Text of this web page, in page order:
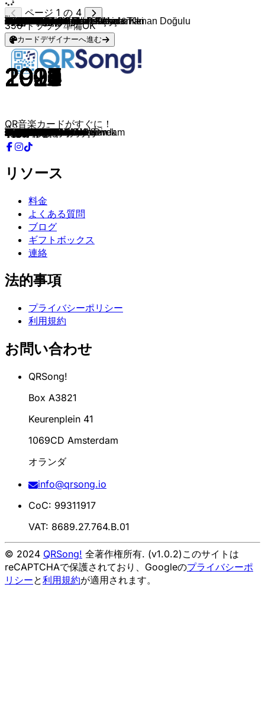
Aleyna Tilki
2026
Oyuncak Gibi
Aleyna Tilki
2025
Bitti
Aleyna Tilki
2025
Niyetim Saf
manifest
2025
Yaşanacaksa
manifest
2025
RÜYA
Hande Yener
2006
Aşkın Ateşi
Candan Erçetin
2004
Melek
Gülşen
2004
Of Of
Demet Akalın
2008
Bebek
Kenan Doğulu
2006
Çakkıdı
Serdar Ortaç
2006
Dansöz
Mustafa Sandal
2002
Pazara Kadar
Gülşen
2006
Ne Kavgam Bitti Ne Sevdam
Rober Hatemo
2006
Senden Çok Var
Hadise
2009
Evlenmeliyiz
Atiye
2010
Salla
Ece Seçkin
2015
Aman Aman
Simge
2015
Miş Miş
Hande Yener, Serdar Ortaç
2015
İki Deli
Serdar Ortaç
2006
Mesafe
Serdar Ortaç
2016
Gıybet
Gökçe
2011
Tuttu Fırlattı
EDIS
2016
Dudak
Derya Uluğ
2016
Okyanus
Gülşen
2004
Sarışınım
Serdar Ortaç
2010
Poşet
Hadise
2011
Aşk Kaç Beden Giyer
Hande Yener
2012
Havaalanı
Hande Yener
2010
Bodrum
Hadise
2014
Prenses
Sinan Akçıl
2014
Tabi Tabi
Gülşen
2015
Dan Dan
EDIS
2017
Çok Çok
Tarkan
1997
Şımarık
Yonca Evcimik
1994
Bandıra Bandıra
Hepsi
2005
Olmaz Oğlan
Gülşen
2013
Irgalamaz Beni
Hande Yener
2016
Mor
Emrah Karaduman & Aleyna Tilki
2016
Cevapsız Çınlama
Ajda Pekkan
2011
Yakar Geçerim
Hande Yener
2014
Alt Dudak
Sezen Aksu
1996
Seni Yerler
Sertab Erener
2010
Rengarenk
Hande Yener
2013
Ya Ya Ya Ya
Demet Akalın
2010
Evli, Mutlu, Çocuklu
Hepsi
2005
Yalan
Gülşen
2013
Yatcaz Kalkcaz Ordayım
Ebru Gündeş
2012
Yaparım Bilirsin
Ece Seçkin
2016
Adeyyo
Sezen Aksu
2017
Manifesto
Demet Akalın
2015
Çalkala
İsmail YK
2008
Bas Gaza
Tarkan
2017
Yolla
Gülşen
2015
Bangır Bangır
Ozan Doğulu & Model
2012
Dağılmak İstiyorum
Demet Akalın
2012
Türkan
Gülşen & Murat Boz
2014
İltimas
Ozan Doğulu & Ece Seçkin
2014
Hoşuna Mı Gidiyor?
Hande Yener
2014
Naber?
İrem Derici
2016
Dantel
Ozan Doğulu & Demet Akalın
2017
Kulüp
Beyza Durmaz
2015
Olan Var Olmayan Var
Sıla
2007
...dan sonra
Ozan Doğulu, Ajda Pekkan & Kenan Doğulu
2014
Harika
Murat Dalkılıç
2012
Bir Güzellik Yap
Tarkan
1998
Ölürüm Sana
Ayse Hatun Onal
2014
Çak Bir Selam
EDIS
2021
Martılar
EDIS
2018
Yalan
Gülben Ergen
2004
Uçacaksın
Hande Yener
2004
Kırmızı
Ozan Doğulu & Sıla
2010
Alain Delon
Tarık Mengüç
2004
Şak Şuka
Tarkan
2001
Hüp
İsmail YK
2006
Bombabomba.com
Nil Karaibrahimgil
2006
Pırlanta
Tarkan
2010
Öp
Tarkan
2010
Adımı Kalbine Yaz
Tarkan
2001
Kuzu Kuzu
Sıla
2014
Vaziyetler
Hepsi
2006
Aşk Sakızı
Mustafa Sandal
2003
Aşka Yürek Gerek
Tarkan
2010
Sevdanın Son Vuruşu
Tarkan
2003
Dudu
Mustafa Sandal
1998
Aya Benzer
Hande Yener
2015
Sebastian
Ceza
2006
Yerli Plaka
Demet Akalın
2006
Afedersin
Aleyna Tilki
2017
Sen Olsan Bari
Aleyna Tilki & Emrah Karaduman
2018
Yalnız Çiçek
Hadise
2009
Düm Tek Tek
Öykü Gürman
2007
Evlerinin Önü Boyalı Direk
Hadise
2017
Şampiyon
Sezen Aksu
1995
Rakkas
Gülben Ergen
2008
Sürpriz
Yalın
2021
Yaz Gülü
4 Yüz
2008
Kız Kıza
Tuğba Yurt
2015
Oh Oh
Candan Erçetin
2009
Bahar
Atiye
2016
Maazallah
ページ 1 の 4
350トラック準備OK
カードデザイナーへ進む
QR音楽カードがすぐに！
リソース
料金
よくある質問
ブログ
ギフトボックス
連絡
法的事項
プライバシーポリシー
利用規約
お問い合わせ
QRSong!
Box A3821
Keurenplein 41
1069CD Amsterdam
オランダ
info@qrsong.io
CoC: 99311917
VAT: 8689.27.764.B.01
© 2024 QRSong! 全著作権所有. (v1.0.2)このサイトは
reCAPTCHAで保護されており、Googleのプライバシーポ
リシーと利用規約が適用されます。